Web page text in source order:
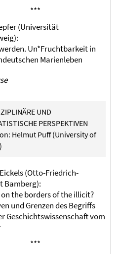
***
(Universität
Un*Fruchtbarkeit in
Marienleben
UND
PERSPEKTIVEN
Helmut Puff (University of
(Otto-Friedrich-
Bamberg):
the borders of the illicit?
und Grenzen des Begriffs
Geschichtswissenschaft vom
***